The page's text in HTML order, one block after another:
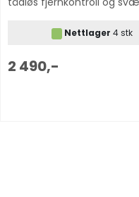
Nettlager 4 stk
2 490,-